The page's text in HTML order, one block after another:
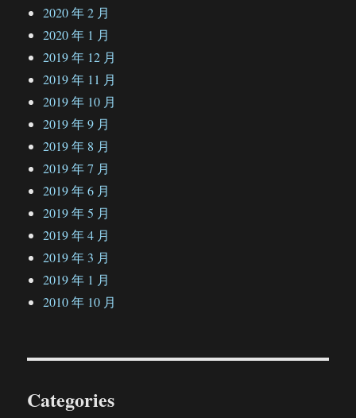
2020 年 2 月
2020 年 1 月
2019 年 12 月
2019 年 11 月
2019 年 10 月
2019 年 9 月
2019 年 8 月
2019 年 7 月
2019 年 6 月
2019 年 5 月
2019 年 4 月
2019 年 3 月
2019 年 1 月
2010 年 10 月
Categories